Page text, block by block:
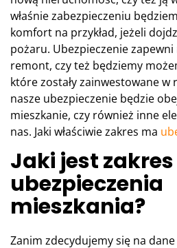
właśnie zabezpieczeniu
komfort na przykład, jeżeli
pożaru. Ubezpieczenie
remont, czy też będziemy
które zostały zainwestowane w
nasze ubezpieczenie będzie
mieszkanie, czy również inne
nas. Jaki właściwie zakres ma
Jaki jest zakres
ubezpieczenia
mieszkania?
Zanim zdecydujemy się na